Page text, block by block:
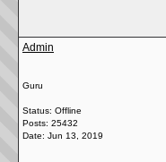
Admin
Guru
Status: Offline
Posts: 25432
Date: Jun 13, 2019